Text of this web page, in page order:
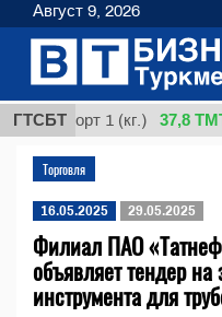
ГТСБТсорт 1 (кг.) 37,8 ТМТ
Торговля
16.05.2025 29.05.2025
Филиал ПАО
объявляет тендер
инструмента для
Август 9, 2026